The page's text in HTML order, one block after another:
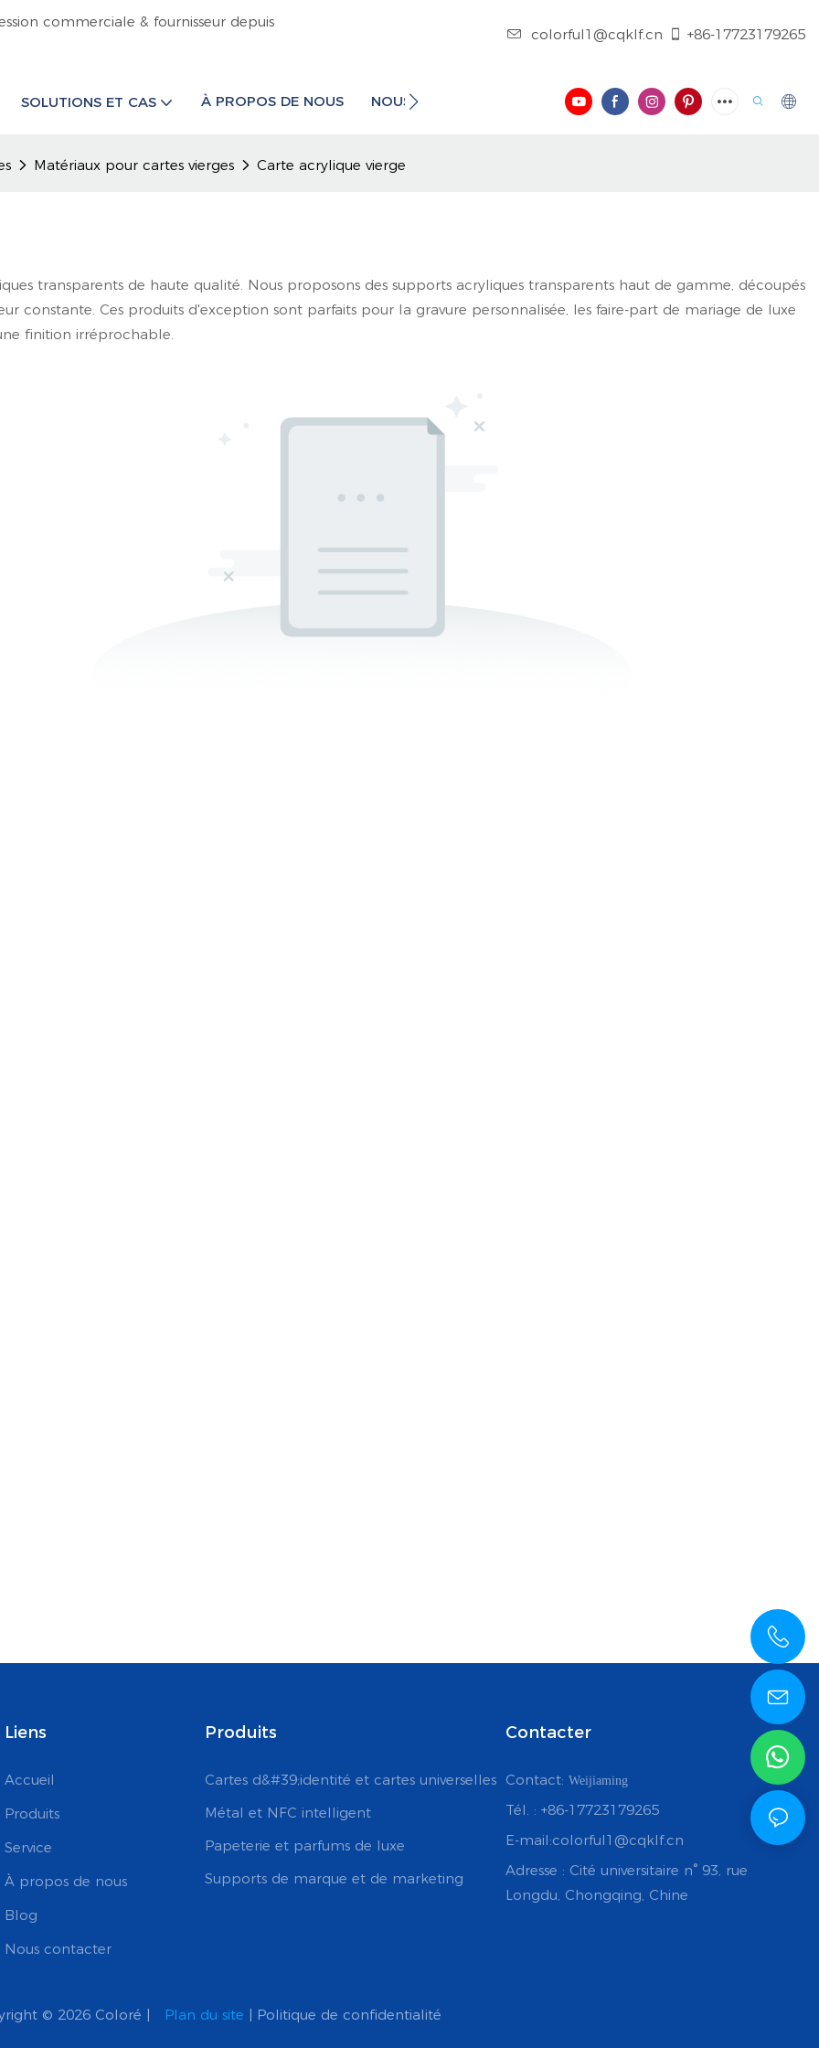
commerciale & fournisseur depuis
colorful1@cqklf.cn +86-17723179265
SOLUTIONS ET CAS À PROPOS DE NOUS NOUS CONTACTER BLOG VIDÉO
Matériaux pour cartes vierges Carte acrylique vierge
transparents de haute qualité. Nous proposons des supports acryliques transparents haut de gamme, découpés
constante. Ces produits d'exception sont parfaits pour la gravure personnalisée, les faire-part de mariage de luxe
finition irréprochable.
Liens
Accueil
Produits
Service
À propos de nous
Blog
Nous contacter
Produits
Cartes d&#39;identité et cartes universelles
Métal et NFC intelligent
Papeterie et parfums de luxe
Supports de marque et de marketing
Contacter
Contact: Weijiaming
Tél. : +86-17723179265
E-mail:colorful1@cqklf.cn
Adresse : Cité universitaire n° 93, rue
Longdu, Chongqing, Chine
© 2026 Coloré | Plan du site | Politique de confidentialité